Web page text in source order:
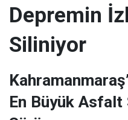
Depremin
Siliniyor
En Büyük